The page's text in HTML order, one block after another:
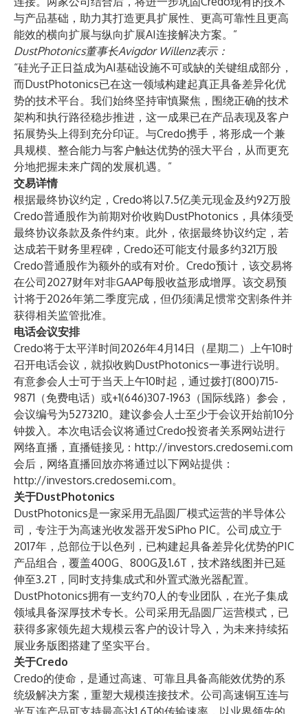
与产品基础，助力其打造更具扩展性、更高可靠性且更高
能效的横向扩展与纵向扩展AI连接解决方案。”
DustPhotonics董事长Avigdor Willenz表示：
“硅光子正日益成为AI基础设施不可或缺的关键组成部分，
而DustPhotonics已在这一领域构建起真正具备差异化优
势的技术平台。我们始终坚持审慎聚焦，围绕正确的技术
架构和执行路径稳步推进，这一成果已在产品表现及客户
拓展势头上得到充分印证。与Credo携手，将形成一个兼
具规模、整合能力与客户触达优势的强大平台，从而更充
分地把握未来广阔的发展机遇。”
交易详情
根据最终协议约定，Credo将以7.5亿美元现金及约92万股
Credo普通股作为前期对价收购DustPhotonics，具体须受
最终协议条款及条件约束。此外，依据最终协议约定，若
达成若干财务里程碑，Credo还可能支付最多约321万股
Credo普通股作为额外的或有对价。Credo预计，该交易将
在公司2027财年对非GAAP每股收益形成增厚。该交易预
计将于2026年第二季度完成，但仍须满足惯常交割条件并
获得相关监管批准。
电话会议安排
Credo将于太平洋时间2026年4月14日（星期二）上午10时
召开电话会议，就拟收购DustPhotonics一事进行说明。
有意参会人士可于当天上午10时起，通过拨打(800)715-
9871（免费电话）或+1(646)307-1963（国际线路）参会，
会议编号为5273210。建议参会人士至少于会议开始前10分
钟拨入。本次电话会议将通过Credo投资者关系网站进行
网络直播，直播链接见： http://investors.credosemi.com
会后，网络直播回放亦将通过以下网站提供：
http://investors.credosemi.com。
关于DustPhotonics
DustPhotonics是一家采用无晶圆厂模式运营的半导体公
司，专注于为高速光收发器开发SiPho PIC。公司成立于
2017年，总部位于以色列，已构建起具备差异化优势的PIC
产品组合，覆盖400G、800G及1.6T，技术路线图并已延
伸至3.2T，同时支持集成式和外置式激光器配置。
DustPhotonics拥有一支约70人的专业团队，在光子集成
领域具备深厚技术专长。公司采用无晶圆厂运营模式，已
获得多家领先超大规模云客户的设计导入，为未来持续拓
展业务版图搭建了坚实平台。
关于Credo
Credo的使命，是通过高速、可靠且具备高能效优势的系
统级解决方案，重塑大规模连接技术。公司高速铜互连与
光互连产品可支持最高达1.6T的传输速率，以业界领先的